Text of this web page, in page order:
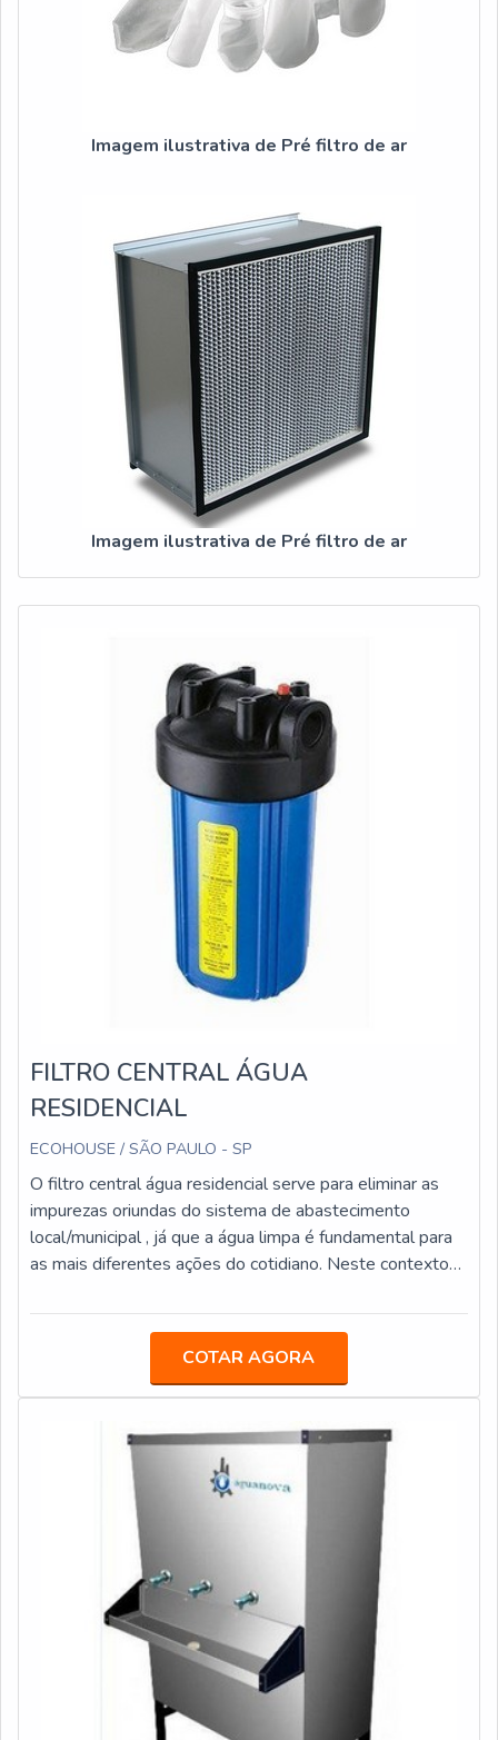
Imagem ilustrativa de Pré filtro de ar
Imagem ilustrativa de Pré filtro de ar
FILTRO CENTRAL ÁGUA
RESIDENCIAL
ECOHOUSE / SÃO PAULO - SP
O filtro central água residencial serve para eliminar as
impurezas oriundas do sistema de abastecimento
local/municipal , já que a água limpa é fundamental para
as mais diferentes ações do cotidiano. Neste contexto
podem estar presentes na água distribuída para as casas
exemplos: Turbidez; Cor; Calcário; Manganês; Ferro.O
PRODUTO GARANTE ALTA EFICIÊNCIAO excesso das
duas últimas substâncias da lista na água deixa pias e
privadas amareladas. Além disso, tanto ferro quanto
manganês provocam mau cheiro no banheiro assim que
suas partículas não se fazem removidas a tempo. Não
bastasse, as águas contaminadas com essas substâncias
também são capazes de, sobretudo no sistema
residencial, manchar tecidos, roupas e utensílios
sanitários em geral.Já em termos de sabor, cabe
salientar que, independentemente de metal presente
em seu abastecimento, a água contaminada tem todas
as características possíveis para deixar um sabor
metálico na substância que, em tese, deveria ser potável
COTAR AGORA